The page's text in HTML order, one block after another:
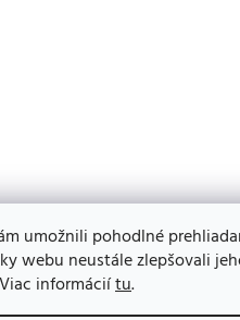
umožnili pohodlné
webu neustále zlepšovali
informáciítu.